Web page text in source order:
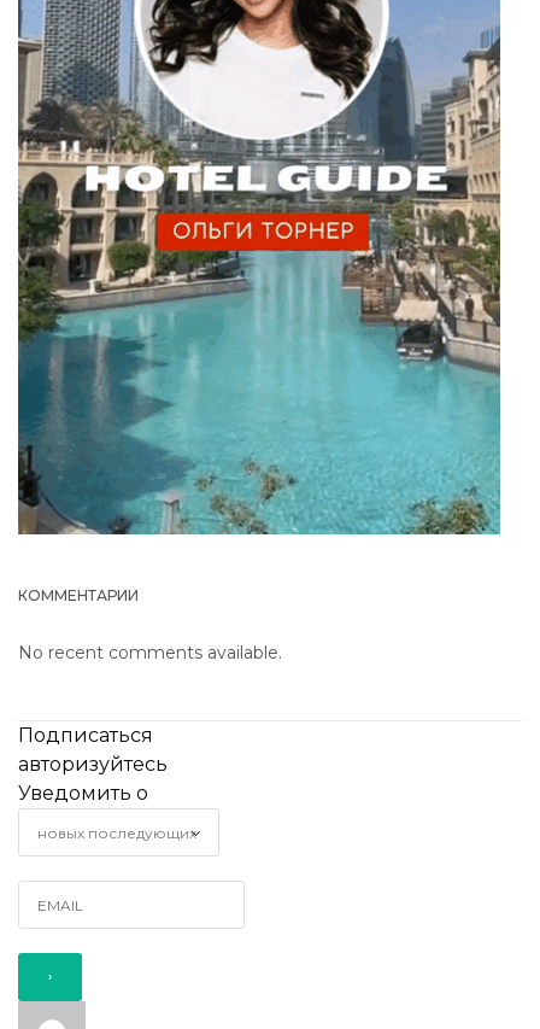
КОММЕНТАРИИ
No recent comments available.
Подписаться
авторизуйтесь
Уведомить о